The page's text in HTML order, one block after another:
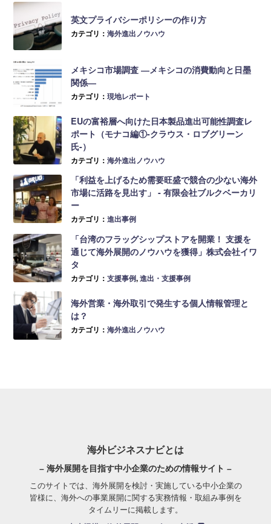
英文プライバシーポリシーの作り方
カテゴリ：海外進出ノウハウ
メキシコ市場調査 ―メキシコの消費動向と日墨
関係―
カテゴリ：現地レポート
EUの富裕層へ向けた日本製品進出可能性調査レ
ポート（モナコ編①-クラウス・ロブグリーン
氏-）
カテゴリ：海外進出ノウハウ
「利益を上げるため需要旺盛で競合の少ない海外
市場に活路を見出す」 ‐ 有限会社ブルクベーカリ
ー
カテゴリ：進出事例
「台湾のフラッグシップストアを開業！ 支援を
通じて海外展開のノウハウを獲得」株式会社イワ
タ
カテゴリ：支援事例,進出・支援事例
海外営業・海外取引で発生する個人情報管理と
は？
カテゴリ：海外進出ノウハウ
海外ビジネスナビとは
– 海外展開を目指す中小企業のための情報サイト –
このサイトでは、海外展開を検討・実施している中小企業の
皆様に、海外への事業展開に関する実務情報・取組み事例を
タイムリーに掲載します。